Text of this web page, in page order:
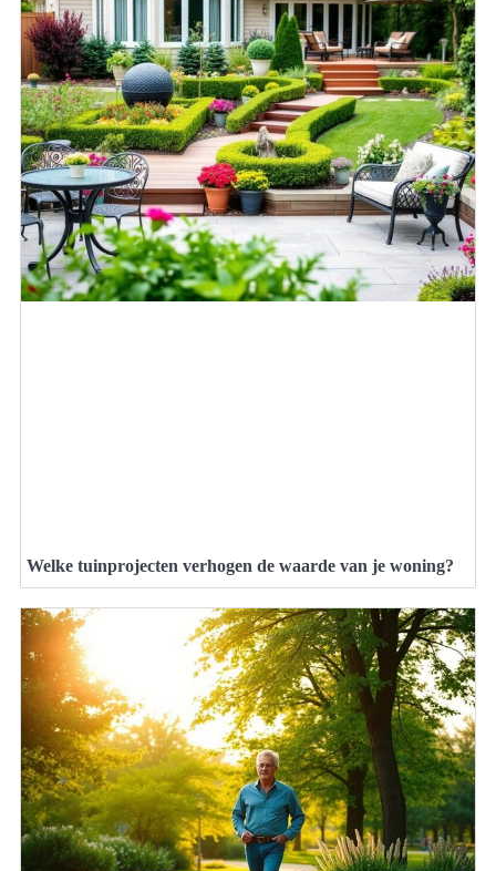
Welke tuinprojecten verhogen de waarde van je woning?